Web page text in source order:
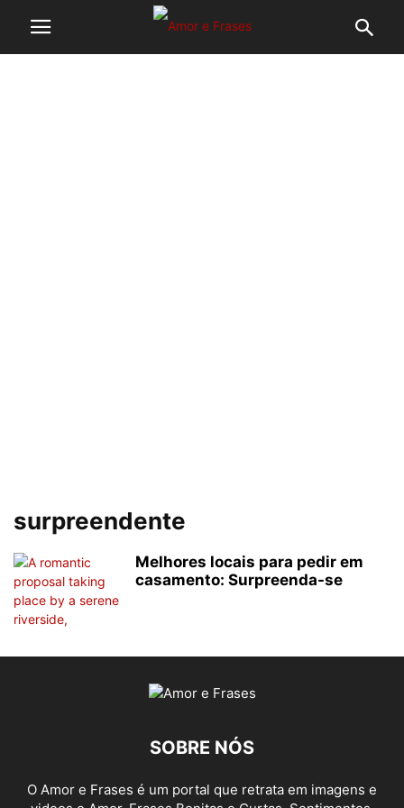
surpreendente
Melhores locais para pedir em
casamento: Surpreenda-se
SOBRE NÓS
O Amor e Frases é um portal que retrata em imagens e